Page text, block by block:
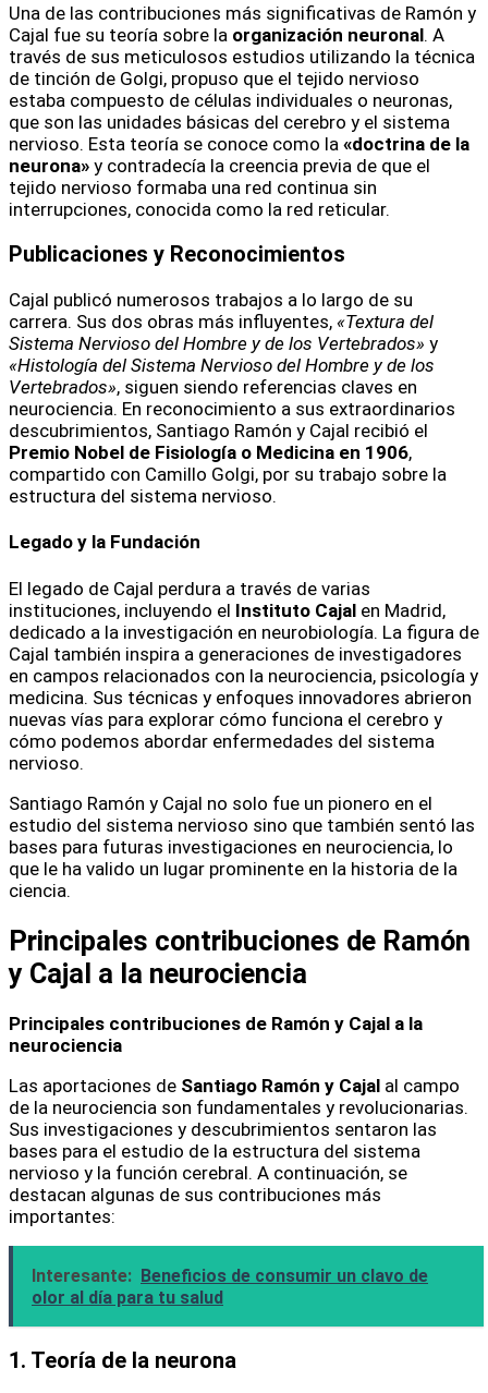
Una de las contribuciones más significativas de Ramón y
Cajal fue su teoría sobre la organización neuronal. A
través de sus meticulosos estudios utilizando la técnica
de tinción de Golgi, propuso que el tejido nervioso
estaba compuesto de células individuales o neuronas,
que son las unidades básicas del cerebro y el sistema
nervioso. Esta teoría se conoce como la «doctrina de la
neurona» y contradecía la creencia previa de que el
tejido nervioso formaba una red continua sin
interrupciones, conocida como la red reticular.
Publicaciones y Reconocimientos
Cajal publicó numerosos trabajos a lo largo de su
carrera. Sus dos obras más influyentes, «Textura del
Sistema Nervioso del Hombre y de los Vertebrados» y
«Histología del Sistema Nervioso del Hombre y de los
Vertebrados», siguen siendo referencias claves en
neurociencia. En reconocimiento a sus extraordinarios
descubrimientos, Santiago Ramón y Cajal recibió el
Premio Nobel de Fisiología o Medicina en 1906,
compartido con Camillo Golgi, por su trabajo sobre la
estructura del sistema nervioso.
Legado y la Fundación
El legado de Cajal perdura a través de varias
instituciones, incluyendo el Instituto Cajal en Madrid,
dedicado a la investigación en neurobiología. La figura de
Cajal también inspira a generaciones de investigadores
en campos relacionados con la neurociencia, psicología y
medicina. Sus técnicas y enfoques innovadores abrieron
nuevas vías para explorar cómo funciona el cerebro y
cómo podemos abordar enfermedades del sistema
nervioso.
Santiago Ramón y Cajal no solo fue un pionero en el
estudio del sistema nervioso sino que también sentó las
bases para futuras investigaciones en neurociencia, lo
que le ha valido un lugar prominente en la historia de la
ciencia.
Principales contribuciones de Ramón
y Cajal a la neurociencia
Principales contribuciones de Ramón y Cajal a la
neurociencia
Las aportaciones de Santiago Ramón y Cajal al campo
de la neurociencia son fundamentales y revolucionarias.
Sus investigaciones y descubrimientos sentaron las
bases para el estudio de la estructura del sistema
nervioso y la función cerebral. A continuación, se
destacan algunas de sus contribuciones más
importantes:
Interesante: Beneficios de consumir un clavo de
olor al día para tu salud
1. Teoría de la neurona